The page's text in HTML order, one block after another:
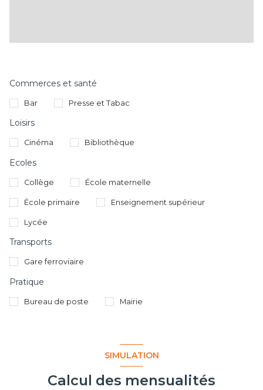
Commerces et santé
Bar Presse et Tabac
Loisirs
Cinéma Bibliothèque
Ecoles
Collège École maternelle
École primaire Enseignement supérieur
Lycée
Transports
Gare ferroviaire
Pratique
Bureau de poste Mairie
SIMULATION
Calcul des mensualités